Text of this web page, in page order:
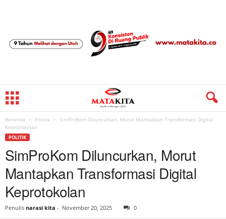
Beranda Politik
SimProKom Diluncurkan, Morut Mantapkan Transformasi Digital
Keprotokolan
POLITIK
SimProKom Diluncurkan, Morut
Mantapkan Transformasi Digital
Keprotokolan
Penulis narasi kita - November 20, 2025 0